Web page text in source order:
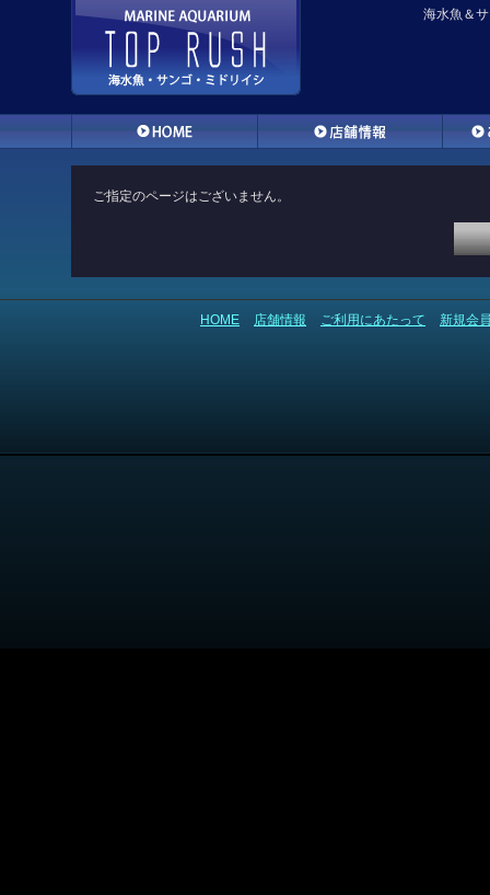
海水魚＆
ご指定のページはございません。
HOME 店舗情報 ご利用にあたって 新規会